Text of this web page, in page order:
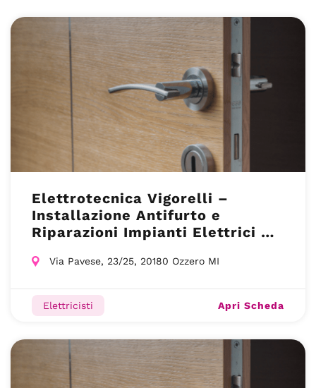
Elettrotecnica Vigorelli –
Installazione Antifurto e
Riparazioni Impianti Elettrici –
Via Pavese, 23/25, 20180 Ozzero MI
Elettricisti Apri Scheda